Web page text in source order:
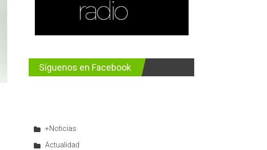
Síguenos en Facebook
+Noticias
Actualidad